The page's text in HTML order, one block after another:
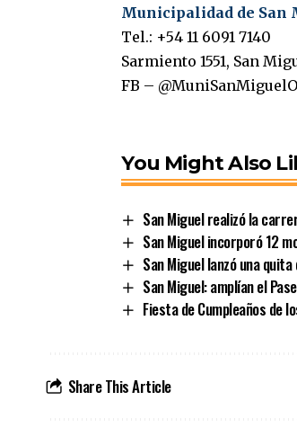
Municipalidad de San
Tel.: +54 11 6091 7140
Sarmiento 1551, San
FB –
You Might Also
San Miguel realizó la
San Miguel incorporó 12
San Miguel lanzó una
San Miguel: amplían el
Fiesta de Cumpleaños de
Share This Article